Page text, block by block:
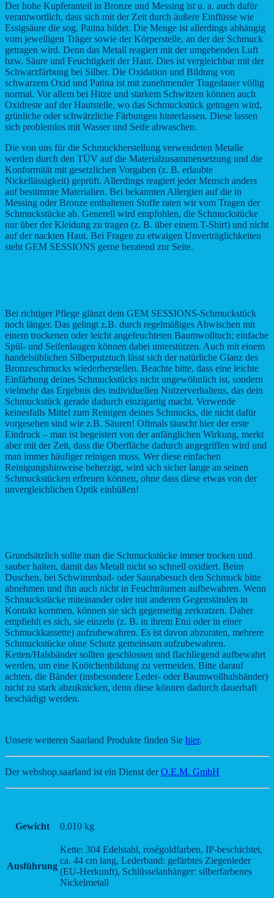
Der hohe Kupferanteil in Bronze und Messing ist u. a. auch dafür
verantwortlich, dass sich mit der Zeit durch äußere Einflüsse wie
Essigsäure die sog. Patina bildet. Die Menge ist allerdings abhängig
vom jeweiligen Träger sowie der Körperstelle, an der der Schmuck
getragen wird. Denn das Metall reagiert mit der umgebenden Luft
bzw. Säure und Feuchtigkeit der Haut. Dies ist vergleichbar mit der
Schwarzfärbung bei Silber. Die Oxidation und Bildung von
schwarzem Oxid und Patina ist mit zunehmender Tragedauer völlig
normal. Vor allem bei Hitze und starkem Schwitzen können auch
Oxidreste auf der Hautstelle, wo das Schmuckstück getragen wird,
grünliche oder schwärzliche Färbungen hinterlassen. Diese lassen
sich problemlos mit Wasser und Seife abwaschen.
Die von uns für die Schmuckherstellung verwendeten Metalle
werden durch den TÜV auf die Materialzusammensetzung und die
Konformität mit gesetzlichen Vorgaben (z. B. erlaubte
Nickellässigkeit) geprüft. Allerdings reagiert jeder Mensch anders
auf bestimmte Materialien. Bei bekannten Allergien auf die in
Messing oder Bronze enthaltenen Stoffe raten wir vom Tragen der
Schmuckstücke ab. Generell wird empfohlen, die Schmuckstücke
nur über der Kleidung zu tragen (z. B. über einem T-Shirt) und nicht
auf der nackten Haut. Bei Fragen zu etwaigen Unverträglichkeiten
steht GEM SESSIONS gerne beratend zur Seite.
Bei richtiger Pflege glänzt dein GEM SESSIONS-Schmuckstück
noch länger. Das gelingt z.B. durch regelmäßiges Abwischen mit
einem trockenen oder leicht angefeuchteten Baumwolltuch; einfache
Spül- und Seifenlaugen können dabei unterstützen. Auch mit einem
handelsüblichen Silberputztuch lässt sich der natürliche Glanz des
Bronzeschmucks wiederherstellen. Beachte bitte, dass eine leichte
Einfärbung deines Schmuckstücks nicht ungewöhnlich ist, sondern
vielmehr das Ergebnis des individuellen Nutzerverhaltens, das dein
Schmuckstück gerade dadurch einzigartig macht. Verwende
keinesfalls Mittel zum Reinigen deines Schmucks, die nicht dafür
vorgesehen sind wie z.B. Säuren! Oftmals täuscht hier der erste
Eindruck – man ist begeistert von der anfänglichen Wirkung, merkt
aber mit der Zeit, dass die Oberfläche dadurch angegriffen wird und
man immer häufiger reinigen muss. Wer diese einfachen
Reinigungshinweise beherzigt, wird sich sicher lange an seinen
Schmuckstücken erfreuen können, ohne dass diese etwas von der
unvergleichlichen Optik einbüßen!
Grundsätzlich sollte man die Schmuckstücke immer trocken und
sauber halten, damit das Metall nicht so schnell oxidiert. Beim
Duschen, bei Schwimmbad- oder Saunabesuch den Schmuck bitte
abnehmen und ihn auch nicht in Feuchträumen aufbewahren. Wenn
Schmuckstücke miteinander oder mit anderen Gegenständen in
Kontakt kommen, können sie sich gegenseitig zerkratzen. Daher
empfiehlt es sich, sie einzeln (z. B. in ihrem Etui oder in einer
Schmuckkassette) aufzubewahren. Es ist davon abzuraten, mehrere
Schmuckstücke ohne Schutz gemeinsam aufzubewahren.
Ketten/Halsbänder sollten geschlossen und flachliegend aufbewahrt
werden, um eine Knötchenbildung zu vermeiden. Bitte darauf
achten, die Bänder (insbesondere Leder- oder Baumwollhalsbänder)
nicht zu stark abzuknicken, denn diese können dadurch dauerhaft
beschädigt werden.
Unsere weiteren Saarland Produkte finden Sie hier.
Der webshop.saarland ist ein Dienst derO.E.M. GmbH
Gewicht 0,010 kg
Ausführung
Kette: 304 Edelstahl, roségoldfarben, IP-beschichtet,
ca. 44 cm lang, Lederband: gefärbtes Ziegenleder
(EU-Herkunft), Schlüsselanhänger: silberfarbenes
Nickelmetall